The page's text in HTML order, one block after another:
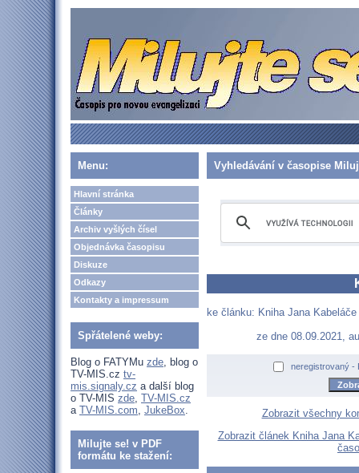
Menu:
Hlavní stránka
Články
Archiv vyšlých čísel
Objednávka časopisu
Diskuze
Odkazy
Kontakty a impressum
Spřátelené weby:
Blog o FATYMu zde, blog o
TV-MIS.cz tv-
mis.signaly.cz a další blog
o TV-MIS zde, TV-MIS.cz
a TV-MIS.com, JukeBox.
Milujte se! v PDF
formátu ke stažení:
Vyhledávání v časopise
ke článku: Kniha Jana
ze dne 08.09.2021,
neregistrovaný -
Zobrazit všechny
Zobrazit článek Kniha Jana